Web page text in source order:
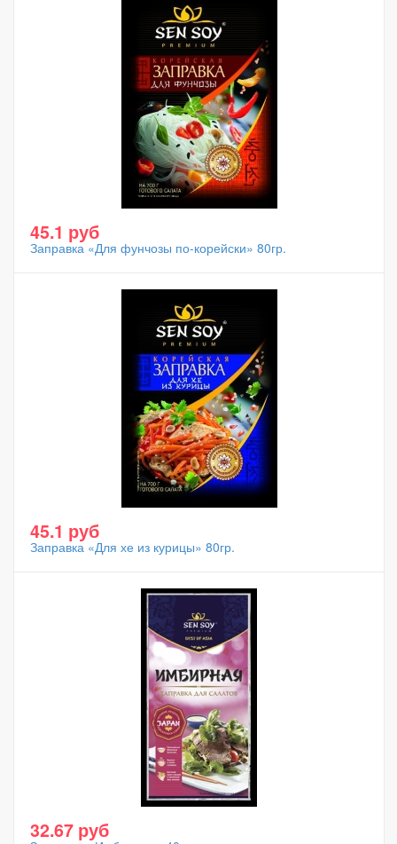
45.1 руб
Заправка «Для фунчозы по-корейски» 80гр.
45.1 руб
Заправка «Для хе из курицы» 80гр.
32.67 руб